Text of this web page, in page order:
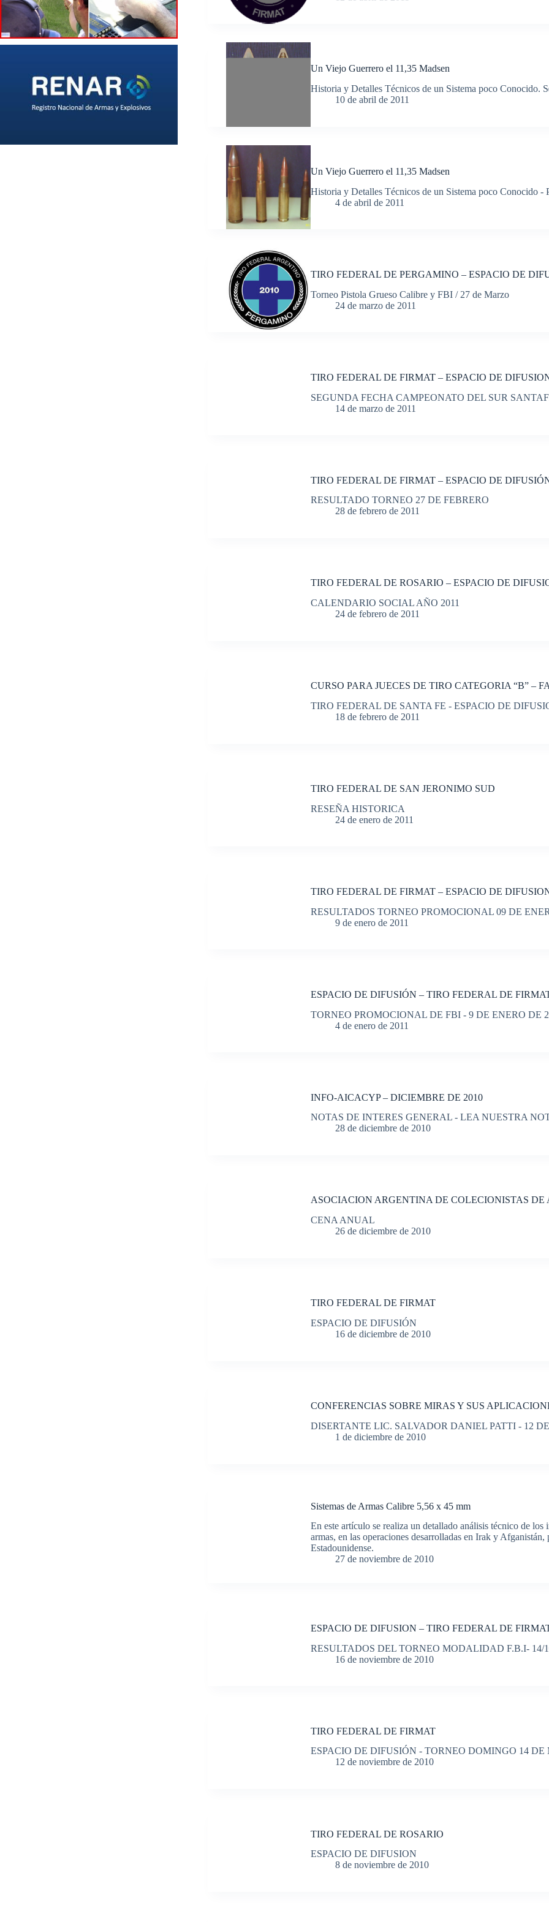
Un Viejo Guerrero el 11,35 Madsen
Historia y Detalles Técnicos de un Sistema poco Conocido.
10 de abril de 2011
Un Viejo Guerrero el 11,35 Madsen
Historia y Detalles Técnicos de un Sistema poco Conocido -
4 de abril de 2011
TIRO FEDERAL DE PERGAMINO – ESPACIO DE
Torneo Pistola Grueso Calibre y FBI / 27 de Marzo
24 de marzo de 2011
TIRO FEDERAL DE FIRMAT – ESPACIO DE
SEGUNDA FECHA CAMPEONATO DEL SUR
14 de marzo de 2011
TIRO FEDERAL DE FIRMAT – ESPACIO DE
RESULTADO TORNEO 27 DE FEBRERO
28 de febrero de 2011
TIRO FEDERAL DE ROSARIO – ESPACIO DE
CALENDARIO SOCIAL AÑO 2011
24 de febrero de 2011
CURSO PARA JUECES DE TIRO CATEGORIA “B” –
TIRO FEDERAL DE SANTA FE - ESPACIO DE
18 de febrero de 2011
TIRO FEDERAL DE SAN JERONIMO SUD
RESEÑA HISTORICA
24 de enero de 2011
TIRO FEDERAL DE FIRMAT – ESPACIO DE
RESULTADOS TORNEO PROMOCIONAL 09 DE
9 de enero de 2011
ESPACIO DE DIFUSIÓN – TIRO FEDERAL DE
TORNEO PROMOCIONAL DE FBI - 9 DE ENERO DE
4 de enero de 2011
INFO-AICACYP – DICIEMBRE DE 2010
NOTAS DE INTERES GENERAL - LEA NUESTRA
28 de diciembre de 2010
ASOCIACION ARGENTINA DE COLECIONISTAS
CENA ANUAL
26 de diciembre de 2010
TIRO FEDERAL DE FIRMAT
ESPACIO DE DIFUSIÓN
16 de diciembre de 2010
CONFERENCIAS SOBRE MIRAS Y SUS
DISERTANTE LIC. SALVADOR DANIEL PATTI - 12
1 de diciembre de 2010
Sistemas de Armas Calibre 5,56 x 45 mm
En este artículo se realiza un detallado análisis técnico de los
armas, en las operaciones desarrolladas en Irak y Afganistán,
Estadounidense.
27 de noviembre de 2010
ESPACIO DE DIFUSION – TIRO FEDERAL DE
RESULTADOS DEL TORNEO MODALIDAD F.B.I- 14/
16 de noviembre de 2010
TIRO FEDERAL DE FIRMAT
ESPACIO DE DIFUSIÓN - TORNEO DOMINGO 14 DE
12 de noviembre de 2010
TIRO FEDERAL DE ROSARIO
ESPACIO DE DIFUSION
8 de noviembre de 2010